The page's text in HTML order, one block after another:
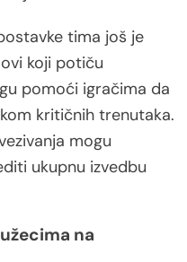
tima još je
koji potiču
pomoći igračima da
kritičnih trenutaka.
mogu
ukupnu izvedbu
na